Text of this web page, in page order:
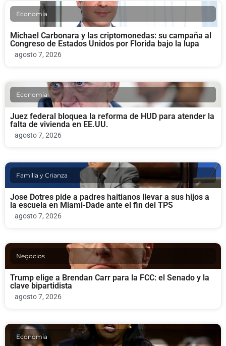
Economia
Michael Carbonara y las criptomonedas: su campaña al
Congreso de Estados Unidos por Florida bajo la lupa
agosto 7, 2026
Economia
Juez federal bloquea la reforma de HUD para atender la
falta de vivienda en EE.UU.
agosto 7, 2026
Familia y Crianza
Jose Dotres pide a padres haitianos llevar a sus hijos a
la escuela en Miami-Dade ante el fin del TPS
agosto 7, 2026
Negocios
Trump elige a Brendan Carr para la FCC: el Senado y la
clave bipartidista
agosto 7, 2026
Economia